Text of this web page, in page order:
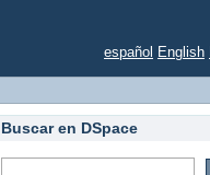
español English
Buscar en DSpace